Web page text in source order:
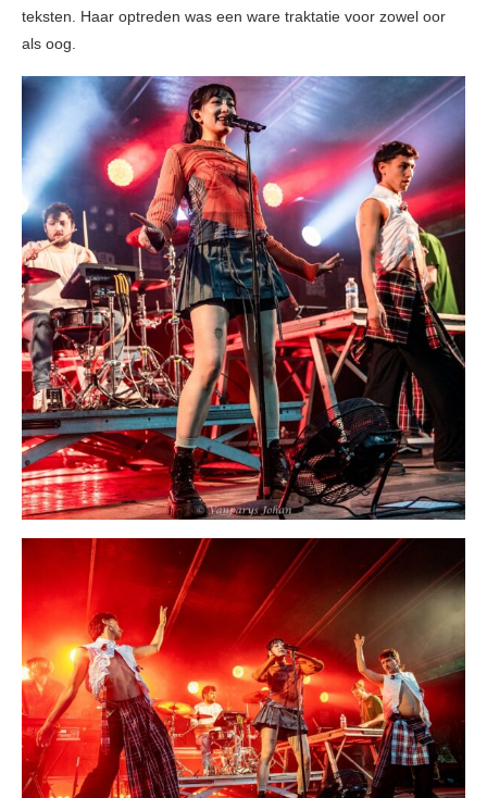
teksten. Haar optreden was een ware traktatie voor zowel oor
als oog.